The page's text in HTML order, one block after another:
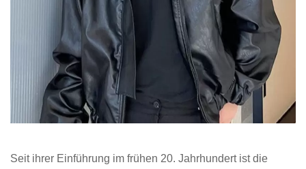
Seit ihrer Einführung im frühen 20. Jahrhundert ist die